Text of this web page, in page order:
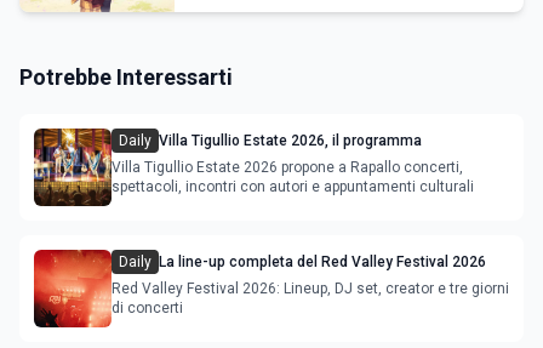
Potrebbe Interessarti
Daily Villa Tigullio Estate 2026, il programma
Villa Tigullio Estate 2026 propone a Rapallo concerti,
spettacoli, incontri con autori e appuntamenti culturali
Daily La line-up completa del Red Valley Festival 2026
Red Valley Festival 2026: Lineup, DJ set, creator e tre giorni
di concerti